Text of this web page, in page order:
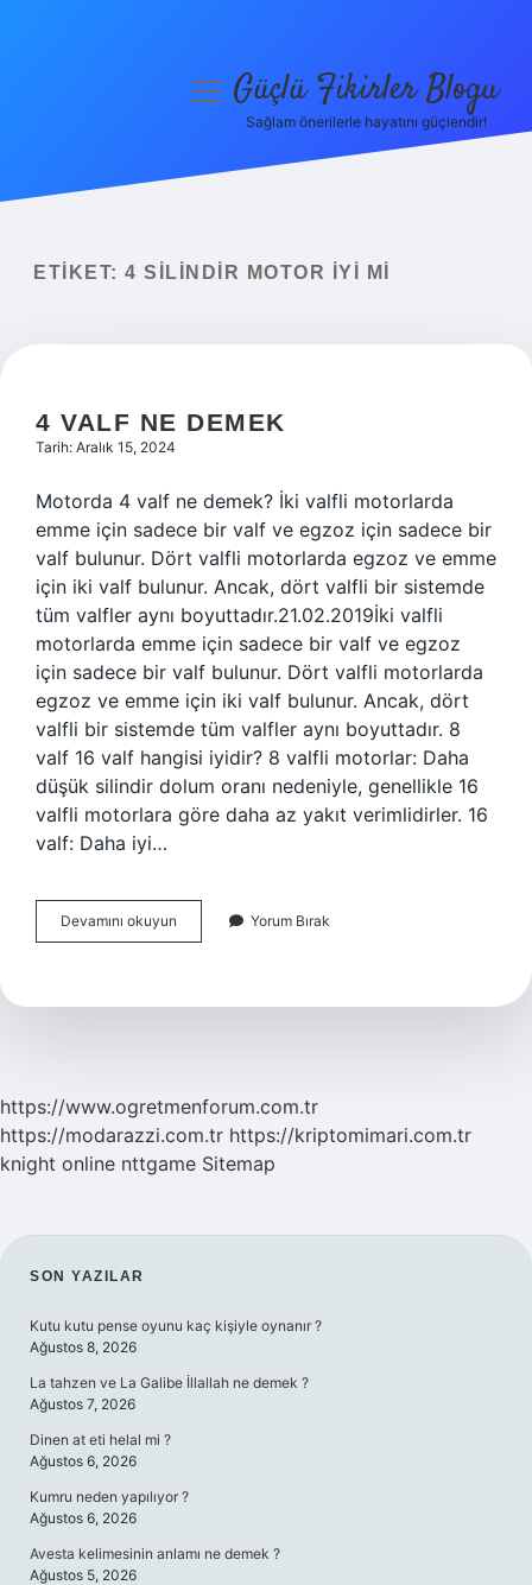
Yasal Uyarı
menüyüGüçlü Fikirler Blogu
Sağlam önerilerle hayatını güçlendir!
ETIKET: 4 SILINDIR MOTOR IYI MI
4 VALF NE DEMEK
Tarih: Aralık 15, 2024
Motorda 4 valf ne demek? İki valfli motorlarda
emme için sadece bir valf ve egzoz için sadece bir
valf bulunur. Dört valfli motorlarda egzoz ve emme
için iki valf bulunur. Ancak, dört valfli bir sistemde
tüm valfler aynı boyuttadır.21.02.2019İki valfli
motorlarda emme için sadece bir valf ve egzoz
için sadece bir valf bulunur. Dört valfli motorlarda
egzoz ve emme için iki valf bulunur. Ancak, dört
valfli bir sistemde tüm valfler aynı boyuttadır. 8
valf 16 valf hangisi iyidir? 8 valfli motorlar: Daha
düşük silindir dolum oranı nedeniyle, genellikle 16
valfli motorlara göre daha az yakıt verimlidirler. 16
valf: Daha iyi…
Devamını okuyun
Valf
Yorum Bırak
https://www.ogretmenforum.com.tr
https://modarazzi.com.tr https://kriptomimari.com.tr
knight online nttgame Sitemap
SIDEBAR
SON YAZILAR
Kutu kutu pense oyunu kaç kişiyle oynanır ?
Ağustos 8, 2026
La tahzen ve La Galibe İllallah ne demek ?
Ağustos 7, 2026
Dinen at eti helal mi ?
Ağustos 6, 2026
Kumru neden yapılıyor ?
Ağustos 6, 2026
Avesta kelimesinin anlamı ne demek ?
Ağustos 5, 2026